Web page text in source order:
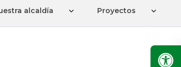
alcaldía Proyectos